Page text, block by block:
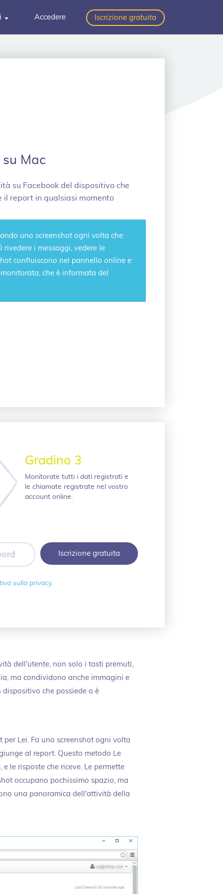
Accedere Iscrizione gratuita
Mac
su Facebook del dispositivo che
il report in qualsiasi momento
uno screenshot ogni volta che
i messaggi, vedere le
confluiscono nel pannello online e
che è informata del
Gradino 3
Monitorate tutti i dati registrati e
le chiamate registrate nel vostro
account online.
sulla privacy.
dell'utente, non solo i tasti premuti,
ma condividono anche immagini e
che possiede o è
Lei. Fa uno screenshot ogni volta
al report. Questo metodo Le
le risposte che riceve. Le permette
occupano pochissimo spazio, ma
una panoramica dell'attività della